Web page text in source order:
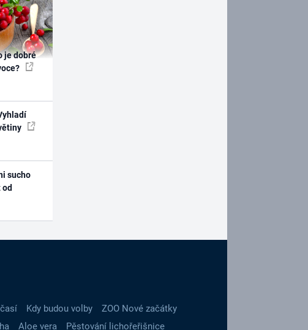
je dobré
sucho
Kdy budou volby
ZOO Nové začátky
Aloe vera Pěstování lichořeřišnice